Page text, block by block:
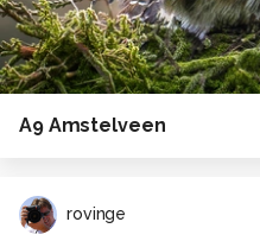
A9 Amstelveen
rovinge